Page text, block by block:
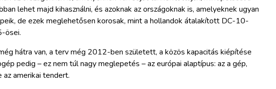
lehet majd kihasználni, és azoknak az országoknak is, amelyeknek ugyan
de ezek meglehetősen korosak, mint a hollandok átalakított DC-10-
ösei.
hátra van, a terv még 2012-ben született, a közös kapacitás kiépítése
pedig – ez nem túl nagy meglepetés – az európai alaptípus: az a gép,
amerikai tendert.